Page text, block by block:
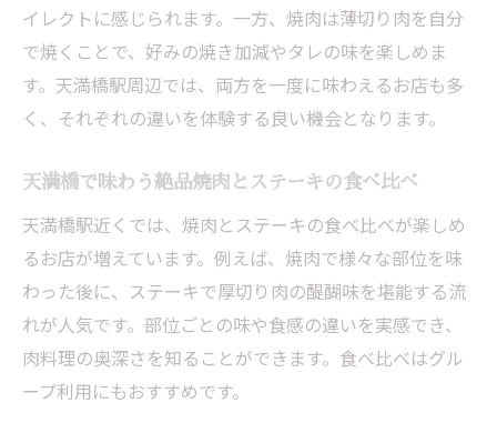
イレクトに感じられます。一方、焼肉は薄切り肉を自分
で焼くことで、好みの焼き加減やタレの味を楽しめま
す。天満橋駅周辺では、両方を一度に味わえるお店も多
く、それぞれの違いを体験する良い機会となります。
天満橋で味わう絶品焼肉とステーキの食べ比べ
天満橋駅近くでは、焼肉とステーキの食べ比べが楽しめ
るお店が増えています。例えば、焼肉で様々な部位を味
わった後に、ステーキで厚切り肉の醍醐味を堪能する流
れが人気です。部位ごとの味や食感の違いを実感でき、
肉料理の奥深さを知ることができます。食べ比べはグル
ープ利用にもおすすめです。